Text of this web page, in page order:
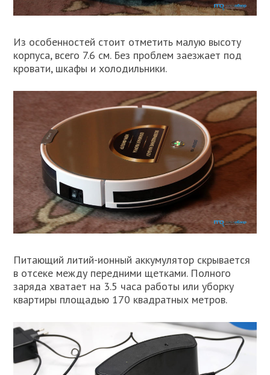
Из особенностей стоит отметить малую высоту
корпуса, всего 7.6 см. Без проблем заезжает под
кровати, шкафы и холодильники.
Питающий литий-ионный аккумулятор скрывается
в отсеке между передними щетками. Полного
заряда хватает на 3.5 часа работы или уборку
квартиры площадью 170 квадратных метров.